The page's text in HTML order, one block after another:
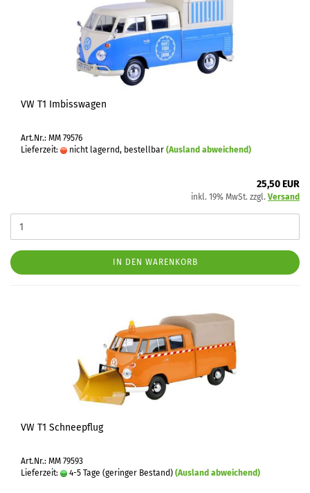
VW T1 Imbisswagen
Art.Nr.: MM 79576
Lieferzeit:
nicht lagernd, bestellbar (Ausland abweichend)
25,50 EUR
inkl. 19% MwSt. zzgl. Versand
IN DEN WARENKORB
VW T1 Schneepflug
Art.Nr.: MM 79593
Lieferzeit:
4-5 Tage (geringer Bestand) (Ausland abweichend)